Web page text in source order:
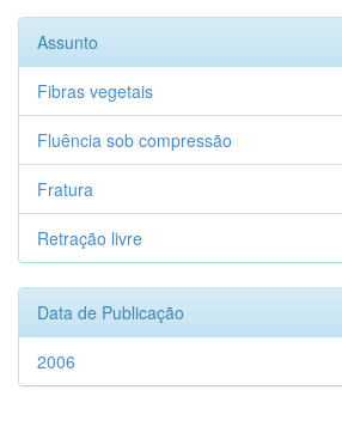
Assunto
Fibras vegetais
Fluência sob compressão
Fratura
Retração livre
Data de Publicação
2006